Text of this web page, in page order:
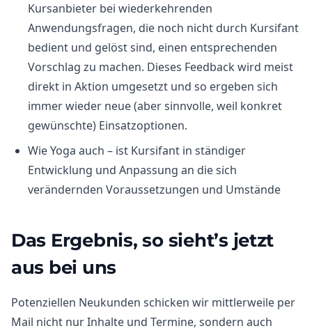
Kursanbieter bei wiederkehrenden
Anwendungsfragen, die noch nicht durch Kursifant
bedient und gelöst sind, einen entsprechenden
Vorschlag zu machen. Dieses Feedback wird meist
direkt in Aktion umgesetzt und so ergeben sich
immer wieder neue (aber sinnvolle, weil konkret
gewünschte) Einsatzoptionen.
Wie Yoga auch – ist Kursifant in ständiger
Entwicklung und Anpassung an die sich
verändernden Voraussetzungen und Umstände
Das Ergebnis, so sieht’s jetzt
aus bei uns
Potenziellen Neukunden schicken wir mittlerweile per
Mail nicht nur Inhalte und Termine, sondern auch